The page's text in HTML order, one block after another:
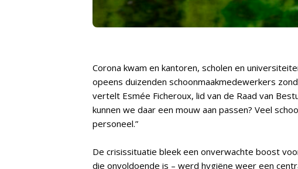
Corona kwam en kantoren, scholen en
opeens duizenden schoonmaakmedewerkers
vertelt Esmée Ficheroux, lid van de Raad van
kunnen we daar een mouw aan passen? Veel
personeel.”
De crisissituatie bleek een onverwachte boost
die onvoldoende is – werd hygiëne weer een